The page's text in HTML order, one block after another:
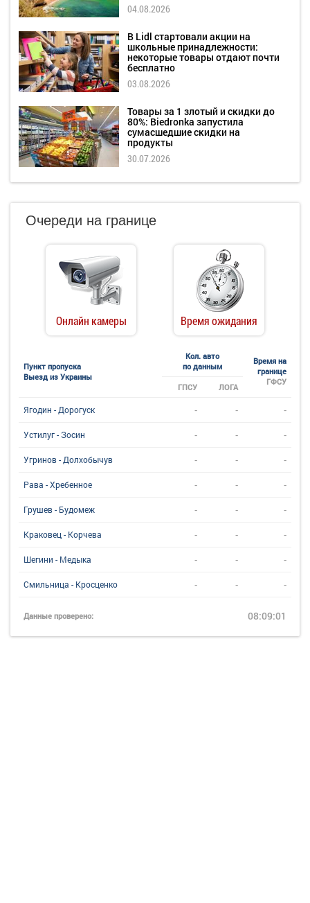
04.08.2026
В Lidl стартовали акции на
школьные принадлежности:
некоторые товары отдают почти
бесплатно
03.08.2026
Товары за 1 злотый и скидки до
80%: Biedronka запустила
сумасшедшие скидки на
продукты
30.07.2026
Очереди на границе
Онлайн камеры Время ожидания
Пункт пропуска
Выезд из Украины
Кол. авто
по данным
Время на
границе
ГФСУ
ГПСУ ЛОГА
Ягодин - Дорогуск - - -
Устилуг - Зосин - - -
Угринов - Долхобычув - - -
Рава - Хребенное - - -
Грушев - Будомеж - - -
Краковец - Корчева - - -
Шегини - Медыка - - -
Смильница - Кросценко - - -
Данные проверено: 08:09:01